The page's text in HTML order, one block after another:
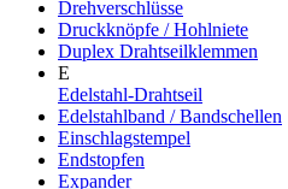
Drehverschlüsse
Druckknöpfe / Hohlniete
Duplex Drahtseilklemmen
E
Edelstahl-Drahtseil
Edelstahlband / Bandschellen
Einschlagstempel
Endstopfen
Expander